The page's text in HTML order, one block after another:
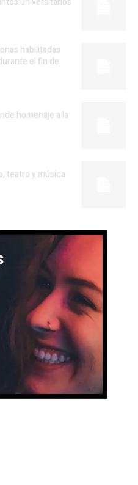
habilitadas
el fin de
homenaje a la
teatro y música